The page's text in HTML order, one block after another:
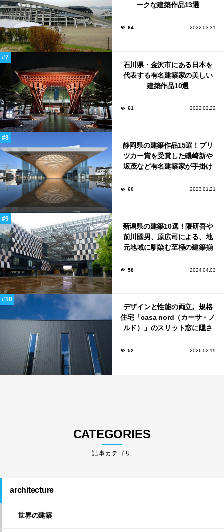
ークな建築作品13選
64 2022.03.31
石川県・金沢市にある日本を
代表する有名建築家の美しい
建築作品10選
61 2022.02.22
静岡県の建築作品15選！プリ
ツカー賞を受賞した磯崎新や
坂茂など有名建築家が手掛け
60 2023.01.21
新潟県の建築10選！隈研吾や
前川國男、原広司による、地
元地域に馴染む至極の建築揃
58 2024.04.03
デザインと性能の両立。規格
住宅「casa nord（カーサ・ノ
ルド）」のスリット窓に隠さ
52 2026.02.19
CATEGORIES
architecture
世界の建築